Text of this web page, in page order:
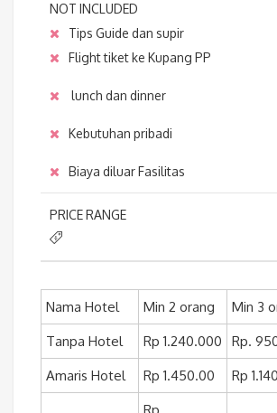
NOT INCLUDED
Tips Guide dan supir
Flight tiket ke Kupang PP
lunch dan dinner
Kebutuhan pribadi
Biaya diluar Fasilitas
PRICE RANGE
Nama Hotel Min 2 orang Min 3
Tanpa Hotel
Rp 1.240.000 Rp.
Amaris Hotel
Rp 1.450.00 Rp